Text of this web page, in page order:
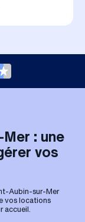
: une
vos
Aubin-sur-Mer
vos locations